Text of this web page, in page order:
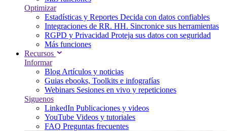
Optimizar
Estadísticas y Reportes Decida con datos confiables
Integraciones de RR. HH. Sincronice sus herramientas
RGPD y Privacidad Proteja sus datos con seguridad
Más funciones
Recursos
Informar
Blog Artículos y noticias
Guias ebooks, Toolkits e infografías
Webinars Sesiones en vivo y repeticiones
Siguenos
LinkedIn Publicaciones y videos
YouTube Videos y tutoriales
FAQ Preguntas frecuentes